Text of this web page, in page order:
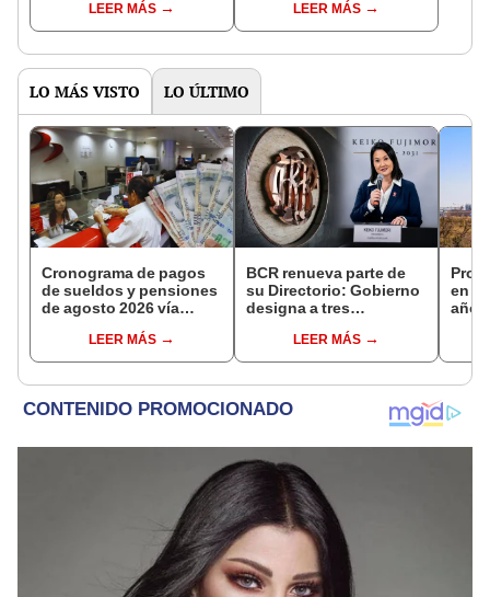
distritos de LIMA
NORTE
LEER MÁS
pensiones estás
LEER MÁS
LO MÁS VISTO LO ÚLTIMO
Cronograma de pagos
de sueldos y pensiones
de agosto 2026 vía
conoce las fechas de
depósito
LEER MÁS
BCR renueva parte de
su Directorio: Gobierno
designa a tres
EjecutivoLEER MÁS
en
año